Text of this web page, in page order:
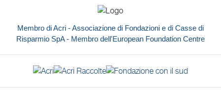
Membro di Acri - Associazione di Fondazioni e di Casse di
Risparmio SpA - Membro dell'European Foundation Centre